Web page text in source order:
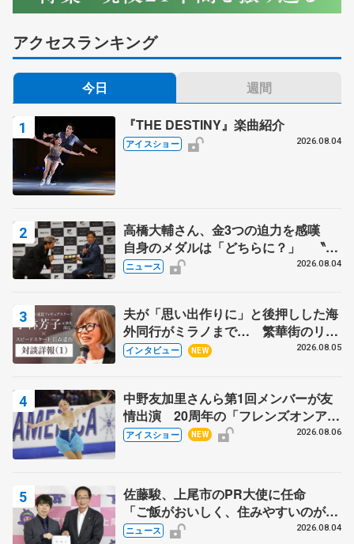
アクセスランキング
今日 週間
『THE DESTINY』楽曲紹介
アイスショー 2026.08.04
高橋大輔さん、金3つの迫力を感嘆
自身のメダルは「どちらに？」 〝リ
ス兄弟〟オリンピック3連覇の野村忠
ニュース 2026.08.04
夫が「思い出作りに」と後押しした海
外同行がミラノまで… 繁華街のリン
クでは不良のお兄さんも味方に 小林
インタビュー NEW 2026.08.05
中野友加里さんら第1回メンバーが友
情出演 20周年の「フレンズオンアイ
ス」 宮本賢二さん、有川梨絵さん、
アイスショー NEW 2026.08.06
佐藤駿、上尾市のPR大使に任命
「ご飯がおいしく、住みやすいのが魅
力」
ニュース 2026.08.04